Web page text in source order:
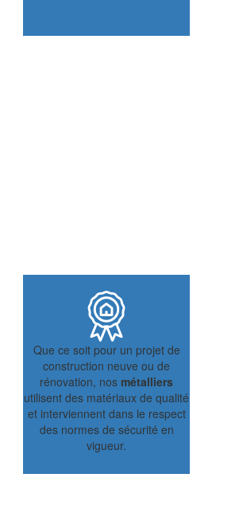
Que ce soit pour un projet de
construction neuve ou de
rénovation, nos métalliers
utilisent des matériaux de qualité
et interviennent dans le respect
des normes de sécurité en
vigueur.